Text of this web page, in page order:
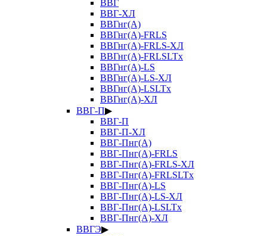
ВВГ
ВВГ-ХЛ
ВВГнг(А)
ВВГнг(А)-FRLS
ВВГнг(А)-FRLS-ХЛ
ВВГнг(А)-FRLSLTx
ВВГнг(А)-LS
ВВГнг(А)-LS-ХЛ
ВВГнг(А)-LSLTx
ВВГнг(А)-ХЛ
ВВГ-П▶
ВВГ-П
ВВГ-П-ХЛ
ВВГ-Пнг(А)
ВВГ-Пнг(А)-FRLS
ВВГ-Пнг(А)-FRLS-ХЛ
ВВГ-Пнг(А)-FRLSLTx
ВВГ-Пнг(А)-LS
ВВГ-Пнг(А)-LS-ХЛ
ВВГ-Пнг(А)-LSLTx
ВВГ-Пнг(А)-ХЛ
ВВГЭ▶